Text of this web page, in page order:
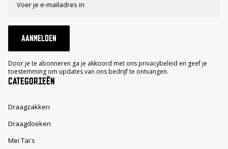
AANMELDEN
Door je te abonneren ga je akkoord met ons privacybeleid en geef je
toestemming om updates van ons bedrijf te ontvangen.
CATEGORIEËN
Draagzakken
Draagdoeken
Mei Tai's